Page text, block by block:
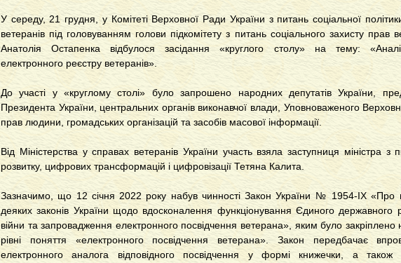
У середу, 21 грудня, у Комітеті Верховної Ради України з питань соціальної
ветеранів під головуванням голови підкомітету з питань соціального захисту прав
Анатолія Остапенка відбулося засідання «круглого столу» на тему:
електронного реєстру ветеранів».
До участі у «круглому столі» було запрошено народних депутатів України,
Президента України, центральних органів виконавчої влади, Уповноваженого
прав людини, громадських організацій та засобів масової інформації.
Від Міністерства у справах ветеранів України участь взяла заступниця міністра з
розвитку, цифрових трансформацій і цифровізації Тетяна Калита.
Зазначимо, що 12 січня 2022 року набув чинності Закон України № 1954-ІХ «Про
деяких законів України щодо вдосконалення функціонування Єдиного державного
війни та запровадження електронного посвідчення ветерана», яким було закріплено
рівні поняття «електронного посвідчення ветерана». Закон передбачає
електронного аналога відповідного посвідчення у формі книжечки, а також